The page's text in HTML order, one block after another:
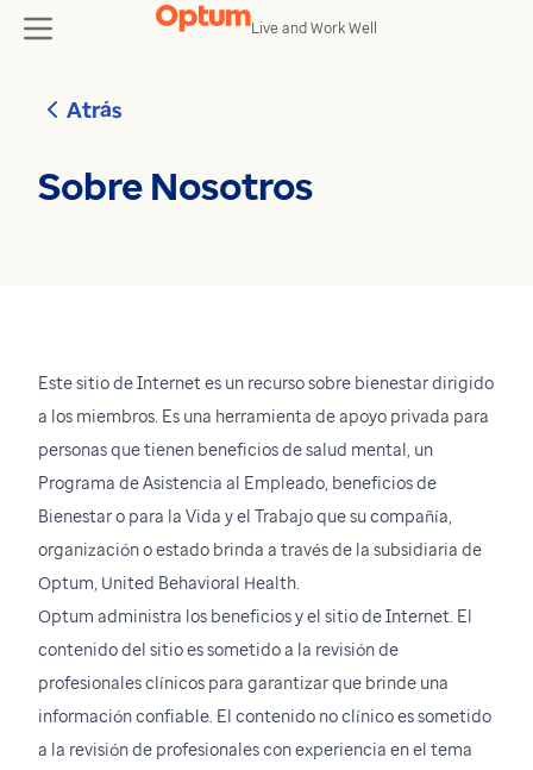
Skip to content
Live and Work Well
Atrás
Sobre Nosotros
Este sitio de Internet es un recurso sobre bienestar dirigido
a los miembros. Es una herramienta de apoyo privada para
personas que tienen beneficios de salud mental, un
Programa de Asistencia al Empleado, beneficios de
Bienestar o para la Vida y el Trabajo que su compañía,
organización o estado brinda a través de la subsidiaria de
Optum, United Behavioral Health.
Optum administra los beneficios y el sitio de Internet. El
contenido del sitio es sometido a la revisión de
profesionales clínicos para garantizar que brinde una
información confiable. El contenido no clínico es sometido
a la revisión de profesionales con experiencia en el tema